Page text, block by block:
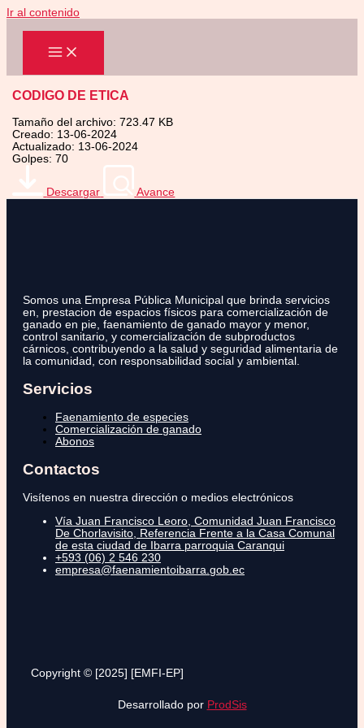
Ir al contenido
CODIGO DE ETICA
Tamaño del archivo: 723.47 KB
Creado: 13-06-2024
Actualizado: 13-06-2024
Golpes: 70
Descargar Avance
Somos una Empresa Pública Municipal que brinda servicios
en, prestacion de espacios físicos para comercialización de
ganado en pie, faenamiento de ganado mayor y menor,
control sanitario, y comercialización de subproductos
cárnicos, contribuyendo a la salud y seguridad alimentaria de
la comunidad, con responsabilidad social y ambiental.
Servicios
Faenamiento de especies
Comercialización de ganado
Abonos
Contactos
Visítenos en nuestra dirección o medios electrónicos
Vía Juan Francisco Leoro, Comunidad Juan Francisco
De Chorlavisito, Referencia Frente a la Casa Comunal
de esta ciudad de Ibarra parroquia Caranqui
+593 (06) 2 546 230
empresa@faenamientoibarra.gob.ec
Copyright © [2025] [EMFI-EP]
Desarrollado por ProdSis